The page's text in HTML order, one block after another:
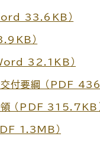
33.6KB）
）
32.1KB）
交付要綱 （PDF
領 （PDF 315.7KB
1.3MB）